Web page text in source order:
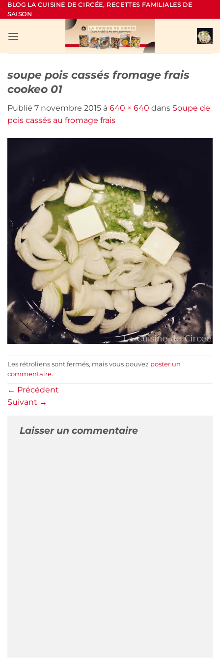
Passer
au
BLOG LA CUISINE DE CIRCÉE, RECETTES FAMILIALES DE
SAISON
soupe pois cassés fromage frais
cookeo 01
Publié 7 novembre 2015 à 640 × 640 dans Soupe de
pois cassés au fromage frais
Les rétroliens sont fermés, mais vous pouvez poster un
commentaire.
← Précédent
Suivant →
Laisser un commentaire